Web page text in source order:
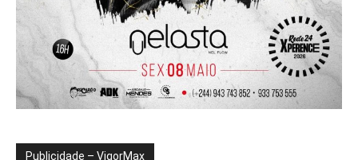
Publicidade – VigorMax